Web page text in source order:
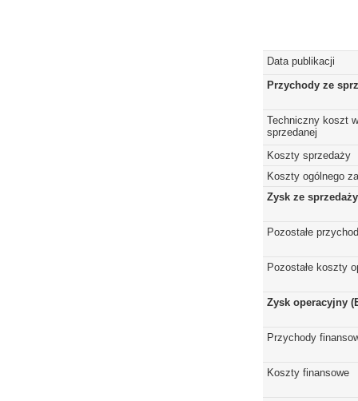
Data publikacji
Przychody ze
Techniczny koszt
sprzedanej
Koszty sprzedaży
Koszty ogólnego
Zysk ze sprzedaży
Pozostałe
Pozostałe koszty
Zysk operacyjny
Przychody
Koszty finansowe